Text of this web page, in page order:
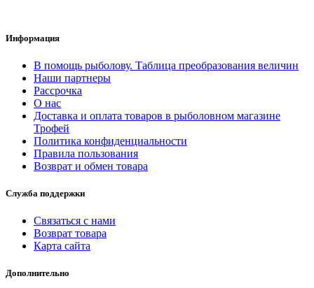
Информация
В помощь рыболову. Таблица преобразования величин
Наши партнеры
Рассрочка
О нас
Доставка и оплата товаров в рыболовном магазине
Трофей
Политика конфиденциальности
Правила пользования
Возврат и обмен товара
Служба поддержки
Связаться с нами
Возврат товара
Карта сайта
Дополнительно